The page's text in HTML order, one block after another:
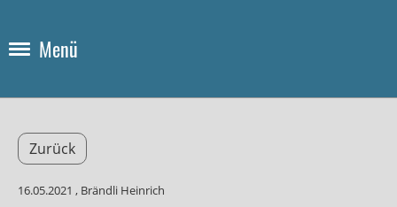
Menü
Zurück
16.05.2021 , Brändli Heinrich